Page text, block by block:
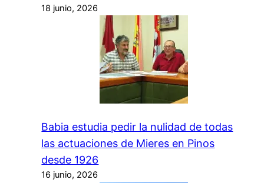
18 junio, 2026
Babia estudia pedir la nulidad de todas
las actuaciones de Mieres en Pinos
desde 1926
16 junio, 2026